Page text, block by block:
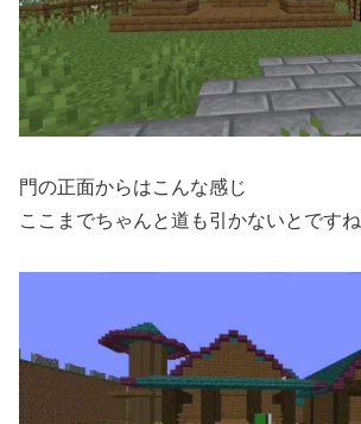
門の正面からはこんな感じ
ここまでちゃんと道も引かないとですね